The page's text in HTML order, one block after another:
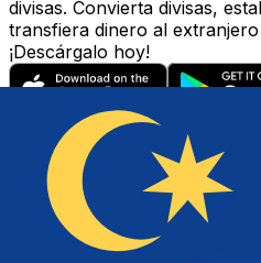
divisas. Convierta divisas,
transfiera dinero al
¡Descárgalo hoy!